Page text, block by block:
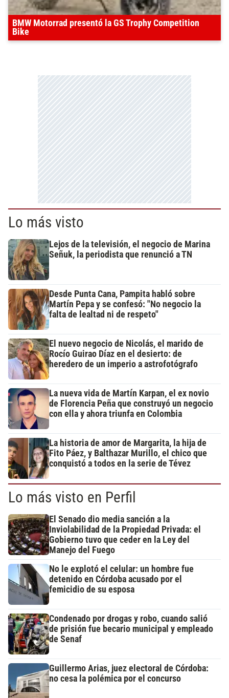
BMW Motorrad presentó la GS Trophy Competition
Bike
Lo más visto
Lejos de la televisión, el negocio de Marina
Señuk, la periodista que renunció a TN
Desde Punta Cana, Pampita habló sobre
Martín Pepa y se confesó: "No negocio la
falta de lealtad ni de respeto"
El nuevo negocio de Nicolás, el marido de
Rocío Guirao Díaz en el desierto: de
heredero de un imperio a astrofotógrafo
La nueva vida de Martín Karpan, el ex novio
de Florencia Peña que construyó un negocio
con ella y ahora triunfa en Colombia
La historia de amor de Margarita, la hija de
Fito Páez, y Balthazar Murillo, el chico que
conquistó a todos en la serie de Tévez
Lo más visto en Perfil
El Senado dio media sanción a la
Inviolabilidad de la Propiedad Privada: el
Gobierno tuvo que ceder en la Ley del
Manejo del Fuego
No le explotó el celular: un hombre fue
detenido en Córdoba acusado por el
femicidio de su esposa
Condenado por drogas y robo, cuando salió
de prisión fue becario municipal y empleado
de Senaf
Guillermo Arias, juez electoral de Córdoba:
no cesa la polémica por el concurso